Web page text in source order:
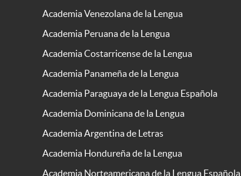
Academia Venezolana de la Lengua
Academia Peruana de la Lengua
Academia Costarricense de la Lengua
Academia Panameña de la Lengua
Academia Paraguaya de la Lengua Española
Academia Dominicana de la Lengua
Academia Argentina de Letras
Academia Hondureña de la Lengua
Academia Norteamericana de la Lengua Española